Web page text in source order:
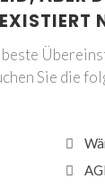
Sie die